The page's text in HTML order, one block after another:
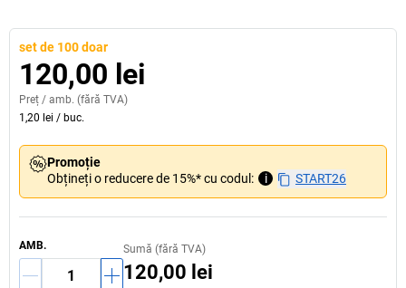
set de 100 doar
120,00 lei
Preț / amb. (fără TVA)
1,20 lei / buc.
Promoție
Obțineți o reducere de 15%* cu codul:
i START26
AMB. Sumă (fără TVA)
120,00 lei